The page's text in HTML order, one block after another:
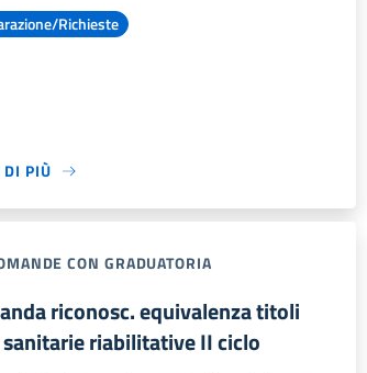
Richieste
DI PIÙ
CON GRADUATORIA
riconosc. equivalenza titoli
riabilitative II ciclo